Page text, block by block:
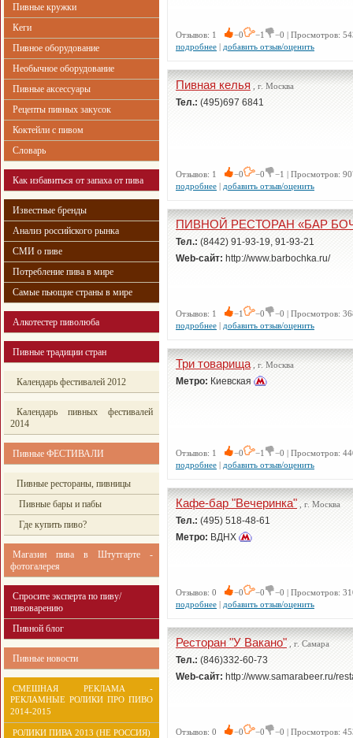
Пивные кружки
Кеги
Пивное оборудование
Необычное оборудование
Пивные аксессуары
Рецепты пивных закусок
Коктейли с пивом
Словарь
Как избавиться от запаха от пива
Известные бренды
Анализ российского рынка
СМИ о пиве
Потребление пива в мире
Самые пьющие страны в мире
Алкотестер пиволюба
Пивные традиции стран
Календарь фестивалей 2012
Календарь пивных фестивалей
2014
Пивные ФЕСТИВАЛИ
Пивные рестораны, пивницы
Пивные бары и пабы
Где купить пиво?
Магазин пива в Штутгарте -
фотогалерея
Спросите эксперта по пиву/
пивоварению
Пивной блог
Пивные новости
СМЕШНАЯ РЕКЛАМА -
РЕКЛАМНЫЕ РОЛИКИ ПРО ПИВО
2014-2015
РОЛИКИ ПИВА 2013 (НЕ РОССИЯ)
Отзывов: 1 −0 −1
−0 | Просмотров:
подробнее | добавить отзыв/оценить
Пивная келья , г. Москва
Тел.: (495)697 6841
Отзывов: 1 −0 −0
−1 | Просмотров:
подробнее | добавить отзыв/оценить
ПИВНОЙ РЕСТОРАН «БАР
Тел.: (8442) 91-93-19, 91-93-21
Web-сайт: http://www.barbochka.ru/
Отзывов: 1 −1 −0
−0 | Просмотров:
подробнее | добавить отзыв/оценить
Три товарища, г. Москва
Метро: Киевская
Отзывов: 1 −0 −1
−0 | Просмотров:
подробнее | добавить отзыв/оценить
Кафе-бар "Вечеринка" , г. Москва
Тел.: (495) 518-48-61
Метро: ВДНХ
Отзывов: 0 −0 −0
−0 | Просмотров:
подробнее | добавить отзыв/оценить
Ресторан "У Вакано", г. Самара
Тел.: (846)332-60-73
Web-сайт: http://www.samarabeer.ru/
Отзывов: 0 −0 −0
−0 | Просмотров: